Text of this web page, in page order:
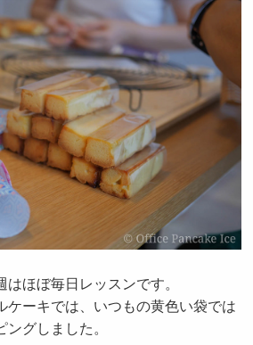
ほぼ毎日レッスンです。
ケーキでは、いつもの黄色い袋では
グしました。